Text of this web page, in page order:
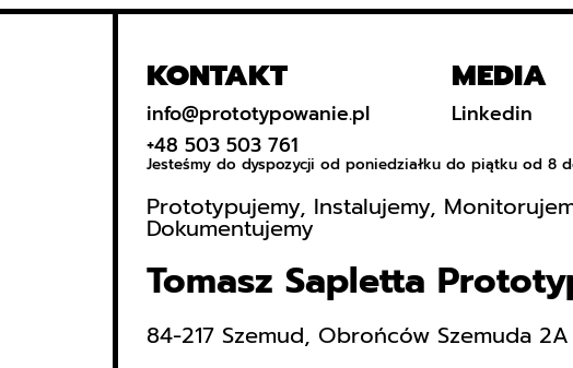
KONTAKT
info@prototypowanie.pl
+48 503 503 761
MEDIA
Linkedin
Jesteśmy do dyspozycji od poniedziałku do piątku od 8
Prototypujemy, Instalujemy,
Dokumentujemy
Tomasz Sapletta P
84-217 Szemud, Obrońców Szemuda 2A